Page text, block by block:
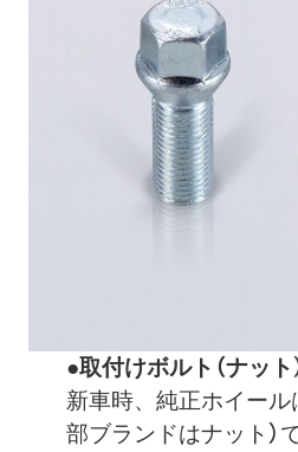
●取付けボルト（ナット
新車時、純正ホイール
部ブランドはナット）